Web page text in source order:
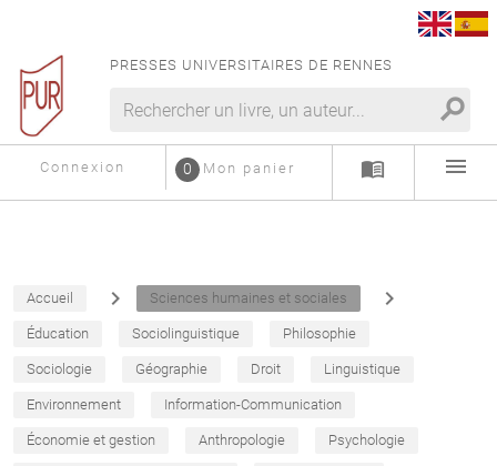
PRESSES UNIVERSITAIRES DE RENNES
search
Connexion Mon panier
0 menu_book menu
Accueil navigate_next Sciences humaines et sociales navigate_next
Éducation Sociolinguistique Philosophie
Sociologie Géographie Droit Linguistique
Environnement Information-Communication
Économie et gestion Anthropologie Psychologie